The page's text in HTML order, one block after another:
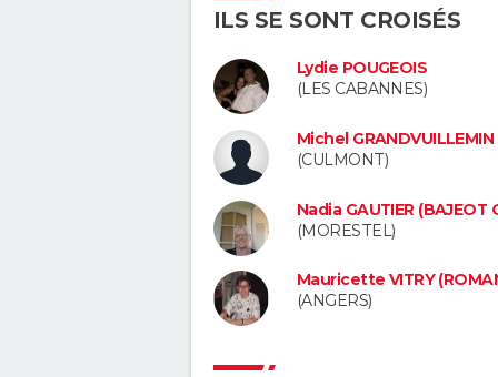
ILS SE SONT CROISÉS
Lydie POUGEOIS
(LES CABANNES)
Michel GRANDVUILLEMIN
(CULMONT)
Nadia GAUTIER (BAJEOT
(MORESTEL)
Mauricette VITRY
(ANGERS)